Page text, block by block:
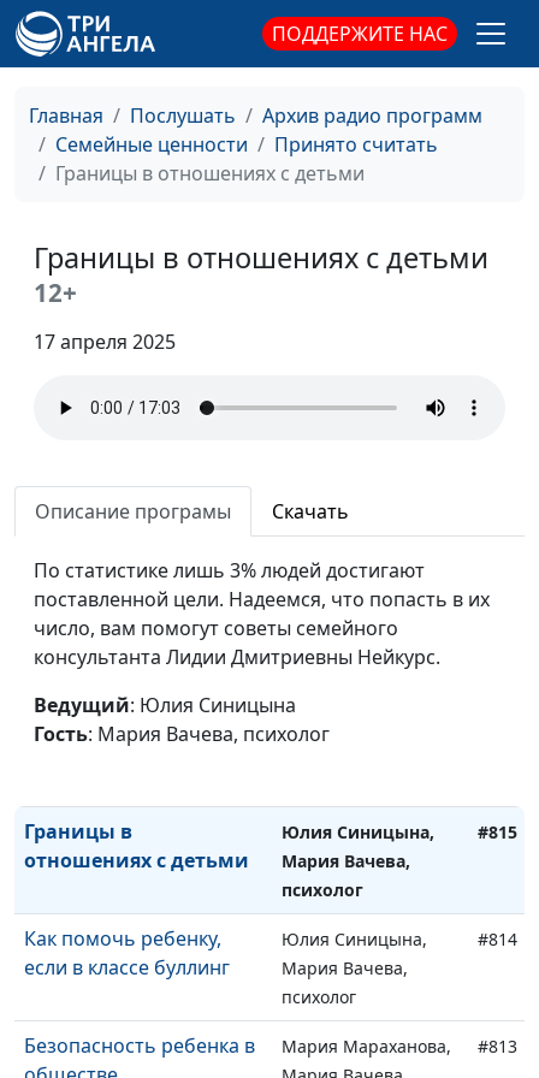
ПОДДЕРЖИТЕ НАС
Главная Послушать
Архив радио программ
Семейные ценности
Принято считать
Границы в отношениях с детьми
Границы в отношениях с детьми
12+
17 апреля 2025
Описание програмы Скачать
По статистике лишь 3% людей достигают
поставленной цели. Надеемся, что попасть в их
число, вам помогут советы семейного
консультанта Лидии Дмитриевны Нейкурс.
Ведущий: Юлия Синицына
Гость: Мария Вачева, психолог
усыновления
Особенности детей,
оставшихся без
родителей
Анна Ронжина,
кандидат
педагогических
наук, руководитель
усыновления
#821
Настоящая женщина.
Настоящий мужчина -
Юлия Синицына,
Как перестать
потом
Юлия Синицына,
Мария Вачева,
психолог
Жизнь женщины после
Юлия Синицына,
Мария Вачева,
психолог
Как взрослым детям
стоить отношения с
Юлия Синицына,
Границы в
отношениях с детьми
Юлия Синицына,
Мария Вачева,
психолог
#815
Как помочь ребенку,
если в классе буллинг
Юлия Синицына,
Мария Вачева,
психолог
#814
Безопасность ребенка в
Мария Мараханова,
#813